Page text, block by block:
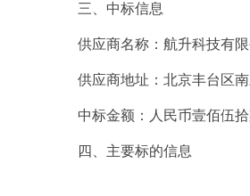
三、 中标信息
供应商名称 ：航升科技有
供应商地址：北京丰台区
中标金额 ： 人民币壹佰伍
四、主要标的信息